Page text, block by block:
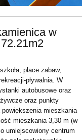
w
place zabaw,
pływalnia. W
autobusowe oraz
oraz punkty
powiększenia mieszkania
mieszkania 3,30 m (w
umiejscowiony centrum